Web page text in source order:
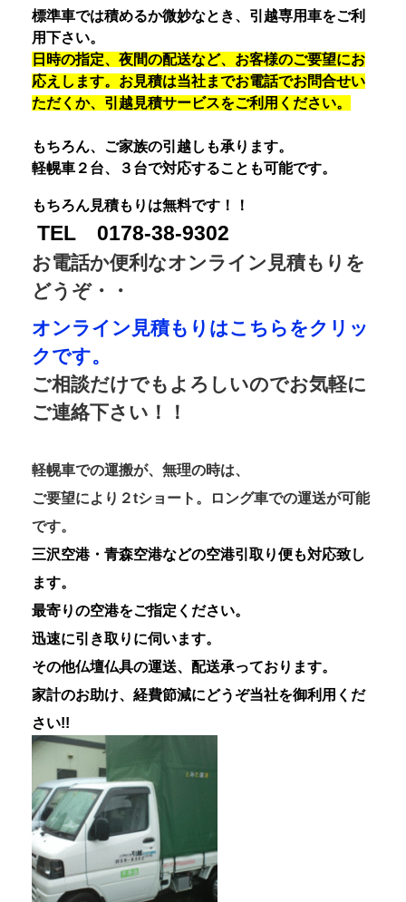
標準車では積めるか微妙なとき、引越専用車をご利
用下さい。
日時の指定、夜間の配送など、お客様のご要望にお
応えします。お見積は当社までお電話でお問合せい
ただくか、引越見積サービスをご利用ください。
もちろん、ご家族の引越しも承ります。
軽幌車２台、３台で対応することも可能です。
もちろん見積もりは無料です！！
TEL 0178-38-9302
お電話か便利なオンライン見積もりを
どうぞ・・
オンライン見積もりはこちらをクリッ
クです。
ご相談だけでもよろしいのでお気軽に
ご連絡下さい！！
軽幌車での運搬が、無理の時は、
ご要望により２tショート。ロング車での運送が可能
です。
三沢空港・青森空港などの空港引取り便も対応致し
ます。
最寄りの空港をご指定ください。
迅速に引き取りに伺います。
その他仏壇仏具の運送、配送承っております。
家計のお助け、経費節減にどうぞ当社を御利用くだ
さい!!